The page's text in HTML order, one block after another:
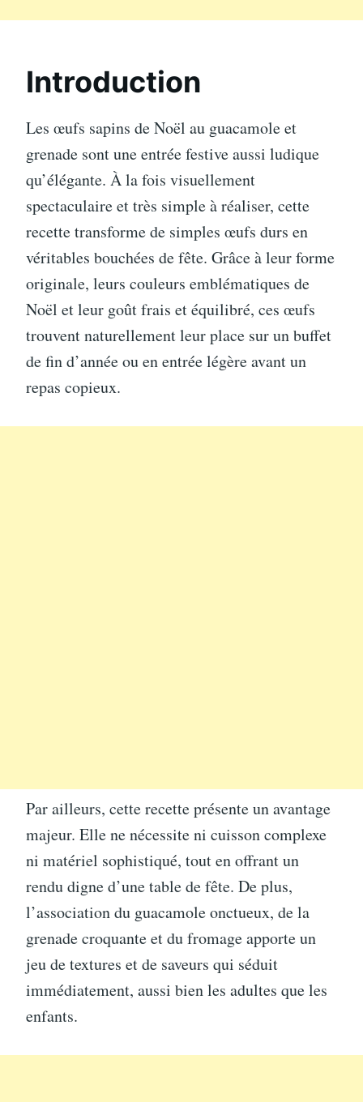
Introduction
Les œufs sapins de Noël au guacamole et
grenade sont une entrée festive aussi ludique
qu’élégante. À la fois visuellement
spectaculaire et très simple à réaliser, cette
recette transforme de simples œufs durs en
véritables bouchées de fête. Grâce à leur forme
originale, leurs couleurs emblématiques de
Noël et leur goût frais et équilibré, ces œufs
trouvent naturellement leur place sur un buffet
de fin d’année ou en entrée légère avant un
repas copieux.
Par ailleurs, cette recette présente un avantage
majeur. Elle ne nécessite ni cuisson complexe
ni matériel sophistiqué, tout en offrant un
rendu digne d’une table de fête. De plus,
l’association du guacamole onctueux, de la
grenade croquante et du fromage apporte un
jeu de textures et de saveurs qui séduit
immédiatement, aussi bien les adultes que les
enfants.